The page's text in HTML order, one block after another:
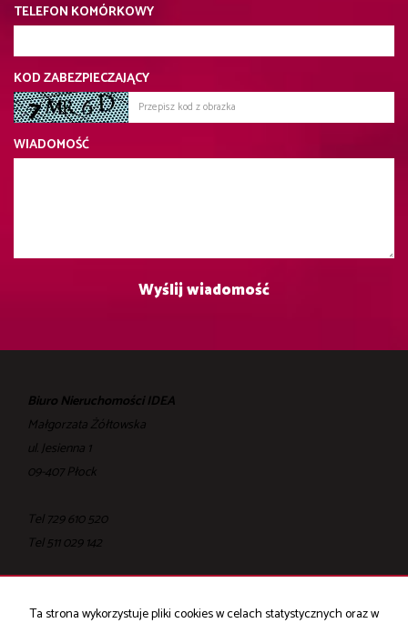
TELEFON KOMÓRKOWY
KOD ZABEZPIECZAJĄCY
WIADOMOŚĆ
Biuro Nieruchomości IDEA
Małgorzata Żółtowska
ul. Jesienna 1
09-407 Płock
Tel 729 610 520
Tel ‎511 029 142
Ta strona wykorzystuje pliki cookies w celach statystycznych oraz w